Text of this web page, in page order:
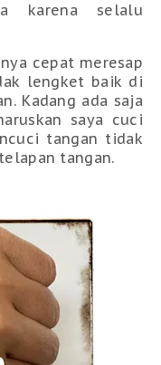
karena selalu
cepat meresap
lengket baik di
Kadang ada saja
saya cuci
tangan tidak
tangan.